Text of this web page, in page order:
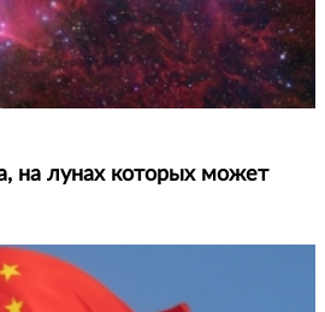
на лунах которых может